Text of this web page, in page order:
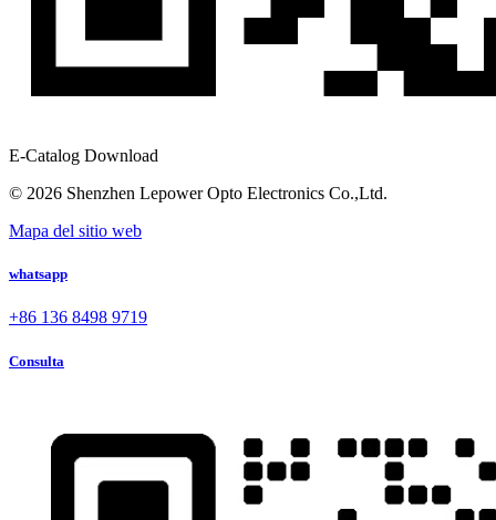
E-Catalog Download
© 2026 Shenzhen Lepower Opto Electronics Co.,Ltd.
Mapa del sitio web
whatsapp
+86 136 8498 9719
Consulta